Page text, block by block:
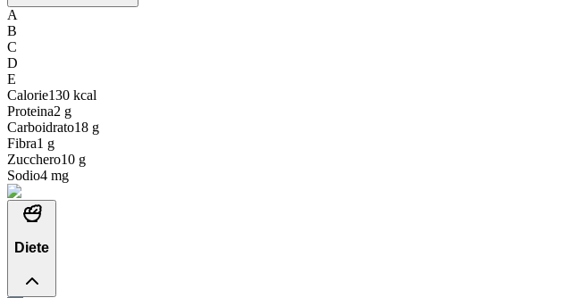
A
B
C
D
E
Calorie130 kcal
Proteina2 g
Carboidrato18 g
Fibra1 g
Zucchero10 g
Sodio4 mg
Diete